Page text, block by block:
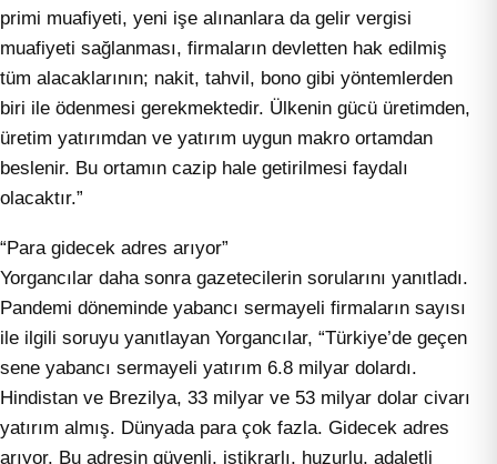
primi muafiyeti, yeni işe alınanlara da gelir vergisi
muafiyeti sağlanması, firmaların devletten hak edilmiş
tüm alacaklarının; nakit, tahvil, bono gibi yöntemlerden
biri ile ödenmesi gerekmektedir. Ülkenin gücü üretimden,
üretim yatırımdan ve yatırım uygun makro ortamdan
beslenir. Bu ortamın cazip hale getirilmesi faydalı
olacaktır.”
“Para gidecek adres arıyor”
Yorgancılar daha sonra gazetecilerin sorularını yanıtladı.
Pandemi döneminde yabancı sermayeli firmaların sayısı
ile ilgili soruyu yanıtlayan Yorgancılar, “Türkiye’de geçen
sene yabancı sermayeli yatırım 6.8 milyar dolardı.
Hindistan ve Brezilya, 33 milyar ve 53 milyar dolar civarı
yatırım almış. Dünyada para çok fazla. Gidecek adres
arıyor. Bu adresin güvenli, istikrarlı, huzurlu, adaletli